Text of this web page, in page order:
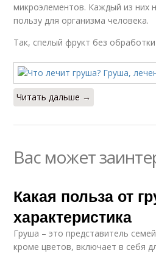
микроэлементов. Каждый из них
пользу для организма человека.
Так, спелый фрукт без
Читать дальше →
Вас может
Какая польза от
характеристика
Груша – это представитель
кроме цветов, включает в себя